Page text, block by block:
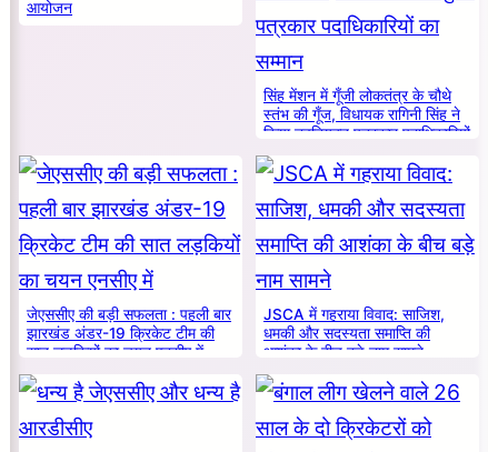
आयोजन
सिंह मेंशन में गूँजी लोकतंत्र के चौथे
स्तंभ की गूँज, विधायक रागिनी सिंह ने
किया नवनियुक्त पत्रकार पदाधिकारियों
का सम्मान
जेएससीए की बड़ी सफलता : पहली बार
झारखंड अंडर-19 क्रिकेट टीम की
सात लड़कियों का चयन एनसीए में
JSCA में गहराया विवाद: साजिश,
धमकी और सदस्यता समाप्ति की
आशंका के बीच बड़े नाम सामने